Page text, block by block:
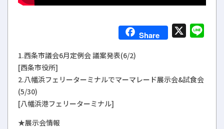
Share
1.西条市議会6月定例会 議案発表(6/2)
[西条市役所]
2.八幡浜フェリーターミナルでマーマレード展示会&試食会
(5/30)
[八幡浜港フェリーターミナル]
★展示会情報